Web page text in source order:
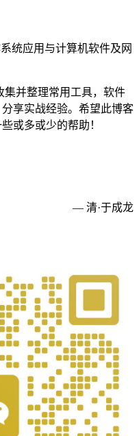
统应用与计算机软件及网
集并整理常用工具，软件
享实战经验。希望此博客
或多或少的帮助！
— 清·于成龙